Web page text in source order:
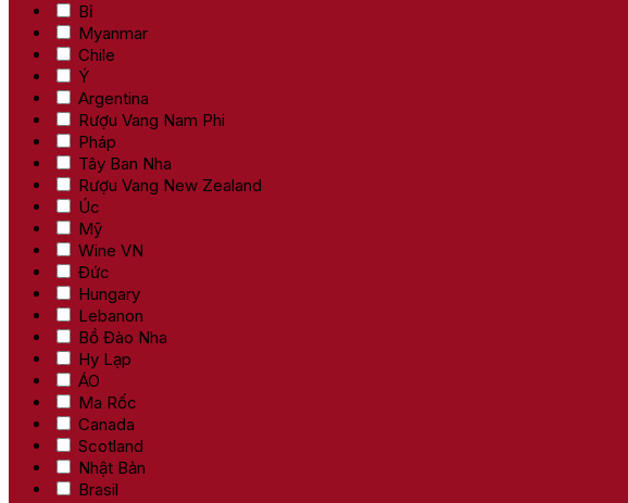
Bỉ
Myanmar
Chile
Ý
Argentina
Rượu Vang Nam Phi
Pháp
Tây Ban Nha
Rượu Vang New Zealand
Úc
Mỹ
Wine VN
Đức
Hungary
Lebanon
Bồ Đào Nha
Hy Lạp
ÁO
Ma Rốc
Canada
Scotland
Nhật Bản
Brasil